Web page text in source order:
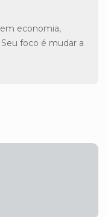
economia,
foco é mudar a